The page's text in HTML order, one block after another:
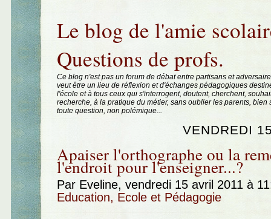
Le blog de l'amie
Questions de profs.
Ce blog n'est pas un forum de débat entre partisans et
veut être un lieu de réflexion et d'échanges pédagogiques
l'école et à tous ceux qui s'interrogent, doutent, cherchent,
recherche, à la pratique du métier, sans oublier les parents, bien
toute question, non polémique...
VENDREDI
Apaiser l'orthographe ou la
l'endroit pour l'enseigner...?
Par Eveline, vendredi 15 avril 2011 à
Education, Ecole et Pédagogie